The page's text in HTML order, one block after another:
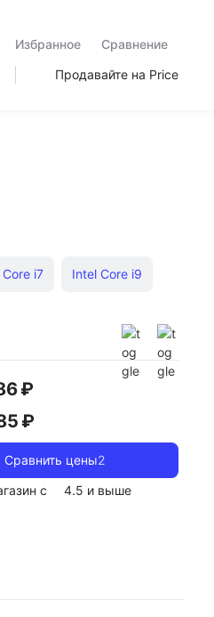
Избранное
Сравнение
Продавайте на Price
i7 Intel Core i9
₽
₽
Сравнить цены2
с
4.5 и выше